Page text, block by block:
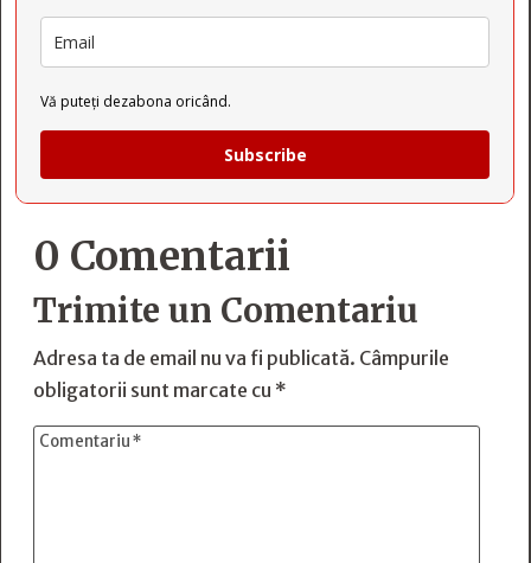
Vă puteți dezabona oricând.
Subscribe
0 Comentarii
Trimite un Comentariu
Adresa ta de email nu va fi publicată. Câmpurile
obligatorii sunt marcate cu *